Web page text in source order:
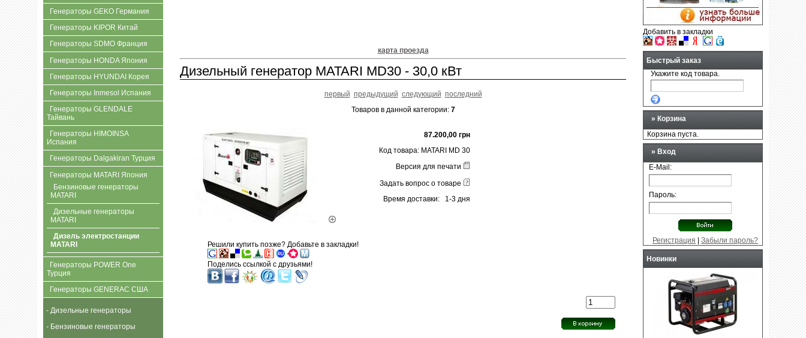
карта проезда
Дизельный генератор MATARI MD30 - 30,0 кВт
первый предыдущий следующий последний
Товаров в данной категории: 7
Решили купить позже? Добавьте в закладки!
'
Поделись ссылкой с друзьями!
87.200,00 грн
Код товара: MATARI MD 30
Версия для печати
Задать вопрос о товаре
Время доставки: 1-3 дня
Генераторы GEKO Германия
Генераторы KIPOR Китай
Генераторы SDMO Франция
Генераторы HONDA Япония
Генераторы HYUNDAI Корея
Генераторы Inmesol Испания
Генераторы GLENDALE
Тайвань
Генераторы HIMOINSA
Испания
Генераторы Dalgakiran Турция
Генераторы MATARI Япония
Бензиновые генераторы
MATARI
Дизельные генераторы
MATARI
Дизель электростанции
MATARI
Генераторы POWER One
Турция
Генераторы GENERAC США
- Дизельные генераторы
- Бензиновые генераторы
Добавить в закладки
Быстрый заказ
Укажите код товара.
» Корзина
Корзина пуста.
» Вход
E-Mail:
Пароль:
Регистрация |Забыли пароль?
Новинки